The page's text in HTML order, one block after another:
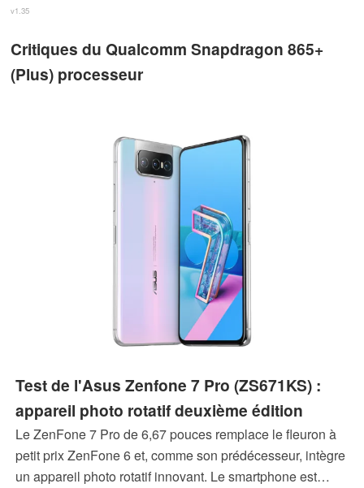
v1.35
Critiques du Qualcomm Snapdragon 865+
(Plus) processeur
Test de l'Asus Zenfone 7 Pro (ZS671KS) :
appareil photo rotatif deuxième édition
Le ZenFone 7 Pro de 6,67 pouces remplace le fleuron à
petit prix ZenFone 6 et, comme son prédécesseur, intègre
un appareil photo rotatif innovant. Le smartphone est